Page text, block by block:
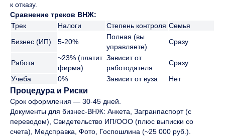
к отказу.
Сравнение треков ВНЖ:
Трек
Налоги Степень контроля Семья
Бизнес (ИП)
5-20%
Полная (вы
управляете)
Сразу
Работа
~23% (платит
фирма)
Зависит от
работодателя
Сразу
Учеба
0% Зависит от вуза Нет
Процедура и Риски
Срок оформления — 30-45 дней.
Документы для бизнес-ВНЖ: Анкета, Загранпаспорт (с
переводом), Свидетельство ИП/ООО (плюс выписки со
счета), Медсправка, Фото, Госпошлина (~25 000 руб.).